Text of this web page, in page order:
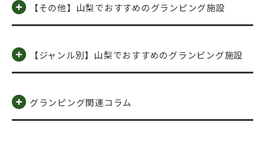
【その他】山梨でおすすめのグランピング施設
【ジャンル別】山梨でおすすめのグランピング施設
グランピング関連コラム